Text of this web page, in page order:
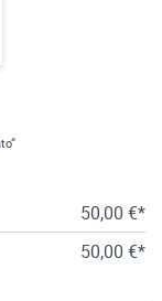
50,00 €*
50,00 €*